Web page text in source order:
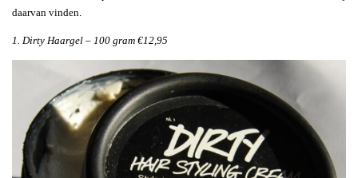
daarvan vinden.
1. Dirty Haargel – 100 gram €12,95